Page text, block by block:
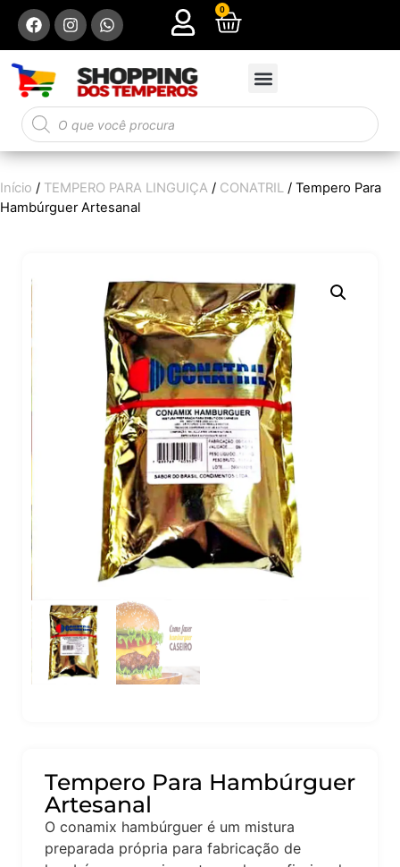
0
Início / TEMPERO PARA LINGUIÇA / CONATRIL / Tempero Para
Hambúrguer Artesanal
Tempero Para Hambúrguer
Artesanal
O conamix hambúrguer é um mistura
preparada própria para fabricação de